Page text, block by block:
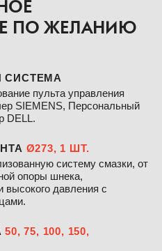
ПО ЖЕЛАНИЮ
СИСТЕМА
пульта управления
SIEMENS, Персональный
DELL.
Ø273, 1 ШТ.
систему смазки, от
опоры шнека,
высокого давления с
50, 75, 100, 150,